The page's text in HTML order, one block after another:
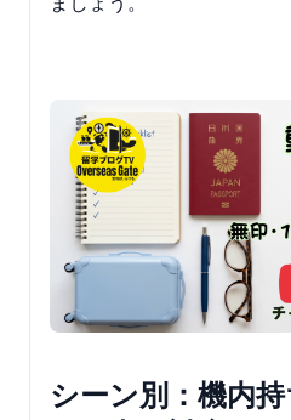
シーン別：機内